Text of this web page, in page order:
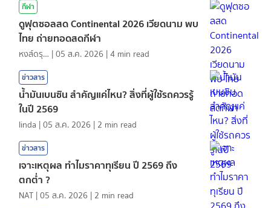
กีฬา
ดูฟุตซอลสด Continental 2026 เวียดนาม พบ
ไทย ถ่ายทอดสดกีฬา
หงส์ดรุณ |05 ส.ค. 2026 |4 min read
ข่าวสาร
น้ำมันเบนซิน สำคัญแค่ไหน? สิ่งที่ผู้ใช้รถควรรู้
ในปี 2569
linda |05 ส.ค. 2026 | 2 min read
ข่าวสาร
เจาะเหตุผล ทำไมราคาทุเรียน ปี 2569 ถึง
ตกต่ำ ?
NAT |05 ส.ค. 2026 | 2 min read